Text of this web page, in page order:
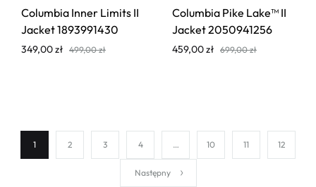
Columbia Inner Limits II
Jacket 1893991430
349,00zł 499,00zł
Columbia Pike Lake™ II
Jacket 2050941256
459,00zł 699,00zł
1 2 3 4 … 10 11 12
Następny